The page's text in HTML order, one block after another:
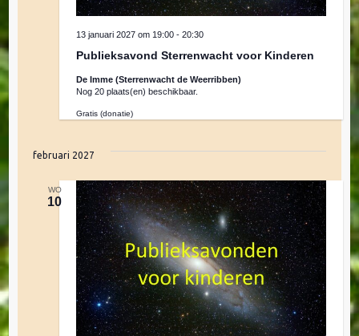
e
e
g
e
v
e
n
Publieksavond Sterrenwacht voor Kinderen
13 januari 2027 om 19:00 -20:30
De Imme (Sterrenwacht de Weerribben)
Nog 20 plaats(en) beschikbaar.
Gratis (donatie)
februari 2027
WO
10